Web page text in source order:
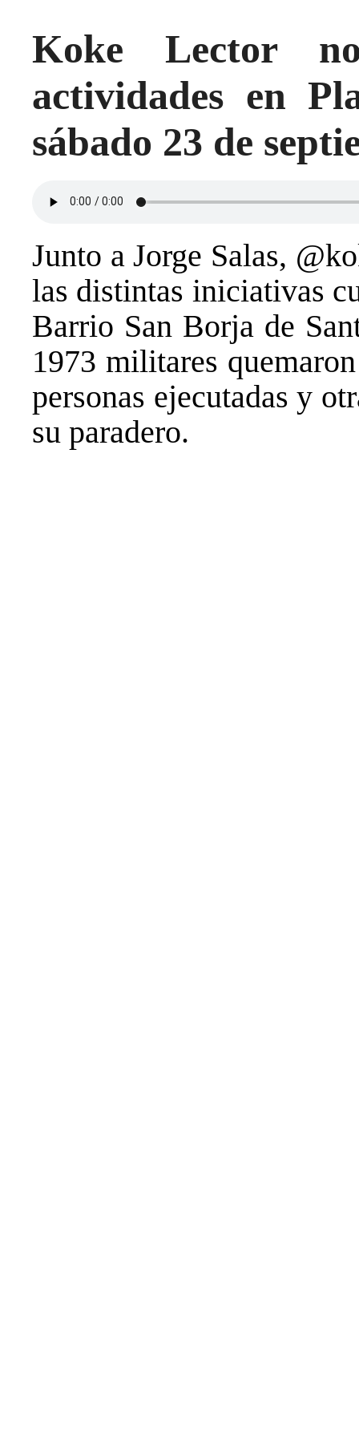
Koke Lector
actividades en
sábado 23 de
Junto a Jorge Salas,
las distintas iniciativas
Barrio San Borja de
1973 militares
personas ejecutadas y
su paradero.